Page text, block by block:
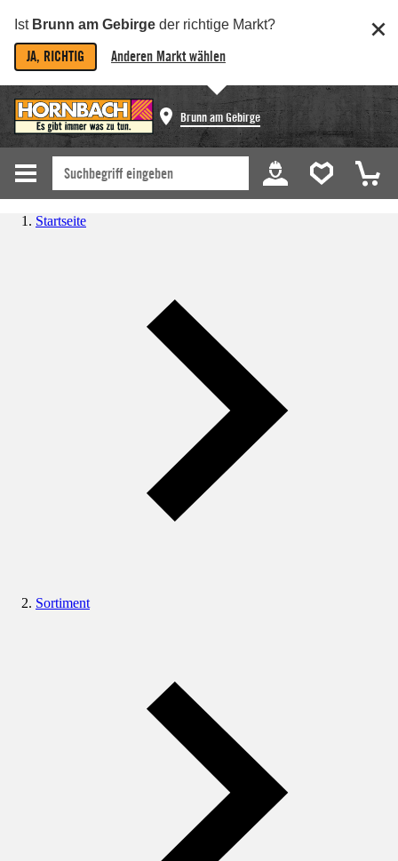
Ist Brunn am Gebirge der richtige Markt?
JA, RICHTIG Anderen Markt wählen
Brunn am Gebirge
Startseite
Sortiment